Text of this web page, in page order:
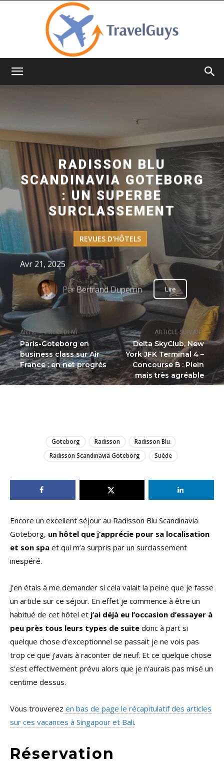
ARTICLE PRÉCÉDENT
Paris-Goteborg en
business class sur Air
France : en net progrès
ARTICLE SUIVANT
Delta SkyClub, New
York JFK Terminal 4 –
Concourse B : Plein
mais très agréable
RADISSON BLU
SCANDINAVIA GOTEBORG
: UN SUPERBE
SURCLASSEMENT
REVUES D'HÔTELS
Avr 21, 2025
ParBertrand Duperrin Lire
Goteborg Radisson
Radisson Blu
Radisson Scandinavia Goteborg
Suède
Encore un excellent séjour au Radisson Blu Scandinavia
Goteborg, un hôtel que j’apprécie pour sa localisation
et son spa et qui m’a surpris par un surclassement
inespéré.
J’en étais à me demander si cela valait la peine que je fasse
un article sur ce séjour. En effet je commence à être un
habitué de cet hôtel et j’ai déjà eu l’occasion d’essayer à
peu près tous leurs types de suite donc à part si
quelque chose d’exceptionnel se passait je ne vois pas
trop ce que j’avais à raconter de neuf. Et ce quelque chose
s’est effectivement prévu alors que je n’aurais pas misé un
centime dessus.
Vous trouverez en bas de page le récapitulatif des articles
sur ces vacances à Singapour et Bali.
Réservation